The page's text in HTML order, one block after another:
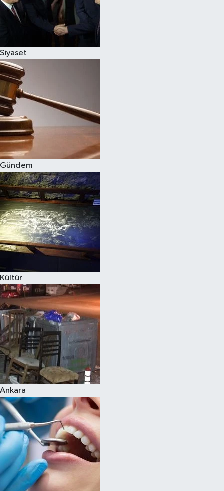
Siyaset
Gündem
Kültür
Ankara
Sağlık
Siyaset
Teknoloji
Yaşam-Çevre